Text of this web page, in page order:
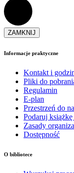
ZAMKNIJ
Informacje praktyczne
Kontakt i
Pliki do
Regulamin
E-plan
Przestrzeń do
Podaruj
Zasady
Dostępność
O bibliotece